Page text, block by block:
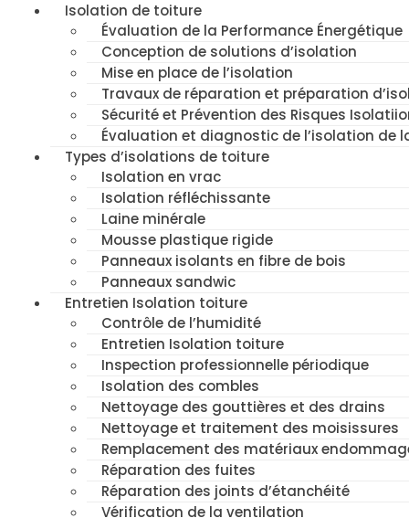
Isolation de toiture
Évaluation de la Performance Énergétique
Conception de solutions d’isolation
Mise en place de l’isolation
Travaux de réparation et préparation
Sécurité et Prévention des Risques
Évaluation et diagnostic de l’isolation de
Types d’isolations de toiture
Isolation en vrac
Isolation réfléchissante
Laine minérale
Mousse plastique rigide
Panneaux isolants en fibre de bois
Panneaux sandwic
Entretien Isolation toiture
Contrôle de l’humidité
Entretien Isolation toiture
Inspection professionnelle périodique
Isolation des combles
Nettoyage des gouttières et des drains
Nettoyage et traitement des moisissures
Remplacement des matériaux
Réparation des fuites
Réparation des joints d’étanchéité
Vérification de la ventilation